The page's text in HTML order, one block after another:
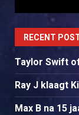
RECENT
Taylor Swift
Ray J klaagt
Max B na 15